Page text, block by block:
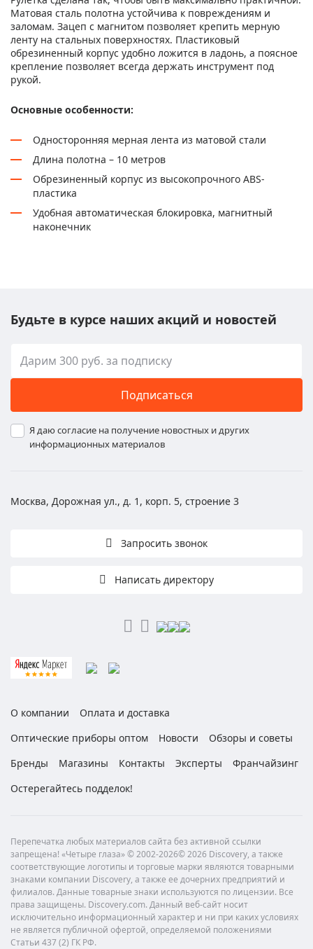
Матовая сталь полотна устойчива к повреждениям и
заломам. Зацеп с магнитом позволяет крепить мерную
ленту на стальных поверхностях. Пластиковый
обрезиненный корпус удобно ложится в ладонь, а поясное
крепление позволяет всегда держать инструмент под
рукой.
Основные особенности:
Односторонняя мерная лента из матовой стали
Длина полотна – 10 метров
Обрезиненный корпус из высокопрочного ABS-
пластика
Удобная автоматическая блокировка, магнитный
наконечник
Будьте в курсе наших акций и новостей
Подписаться
Я даю согласие на получение новостных и других
информационных материалов
Москва, Дорожная ул., д. 1, корп. 5, строение 3
Запросить звонок
Написать директору
О компании
Оплата и доставка
Оптические приборы оптом
Новости
Обзоры и советы
Бренды
Магазины Контакты Эксперты
Франчайзинг
Остерегайтесь подделок!
Перепечатка любых материалов сайта без активной ссылки
запрещена! «Четыре глаза» © 2002-2026© 2026 Discovery, а также
соответствующие логотипы и торговые марки являются товарными
знаками компании Discovery, а также ее дочерних предприятий и
филиалов. Данные товарные знаки используются по лицензии. Все
права защищены. Discovery.com. Данный веб-сайт носит
исключительно информационный характер и ни при каких условиях
не является публичной офертой, определяемой положениями
Статьи 437 (2) ГК РФ.